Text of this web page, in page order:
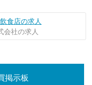
食店の求人
社の求人
掲示板